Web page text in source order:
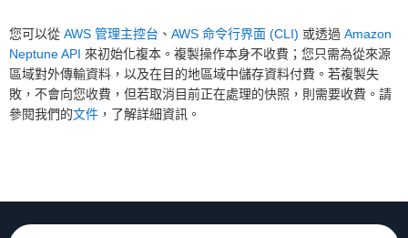
您可以從 AWS 管理主控台 、 AWS 命令行界面 (CLI) 或透過 Amazon
Neptune API 來初始化複本。複製操作本身不收費；您只需為從來源
區域對外傳輸資料，以及在目的地區域中儲存資料付費。若複製失
敗，不會向您收費，但若取消目前正在處理的快照，則需要收費。請
參閱我們的文件 ，了解詳細資訊。